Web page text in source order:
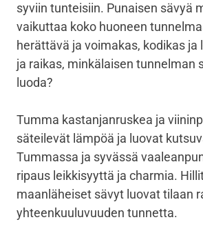
syviin tunteisiin. Punaisen sävyä
vaikuttaa koko huoneen
herättävä ja voimakas, kodikas
ja raikas, minkälaisen tunnelman
luoda?
Tumma kastanjanruskea ja
säteilevät lämpöä ja luovat
Tummassa ja syvässä
ripaus leikkisyyttä ja charmia.
maanläheiset sävyt luovat tilaan
yhteenkuuluvuuden tunnetta.